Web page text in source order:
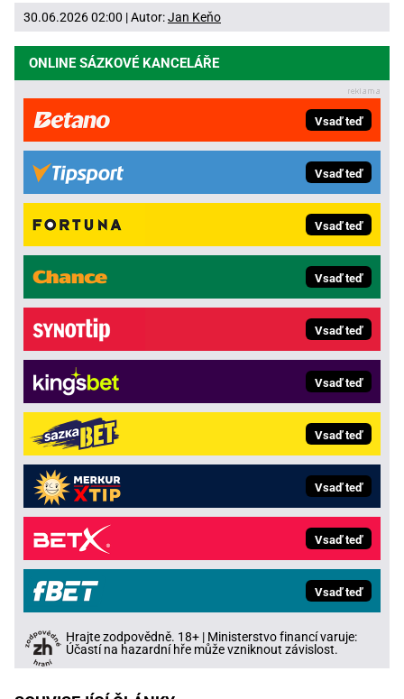
30.06.2026 02:00 | Autor:Jan Keňo
ONLINE SÁZKOVÉ KANCELÁŘE
Vsaď teď
Vsaď teď
Vsaď teď
Vsaď teď
Vsaď teď
Vsaď teď
Vsaď teď
Vsaď teď
Vsaď teď
Vsaď teď
Hrajte zodpovědně. 18+ | Ministerstvo financí varuje:
Účastí na hazardní hře může vzniknout závislost.